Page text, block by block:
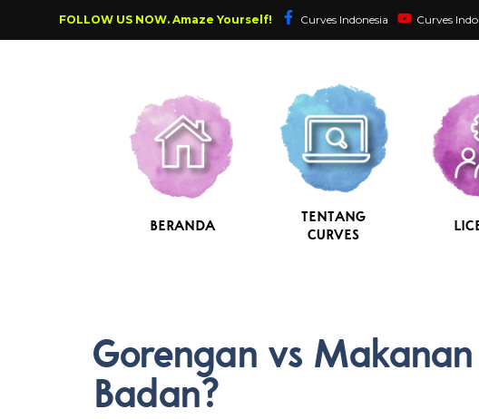
FOLLOW US NOW. Amaze Yourself! Curves Indonesia Curves
BERANDA
TENTANG
CURVES
Gorengan vs
Badan?